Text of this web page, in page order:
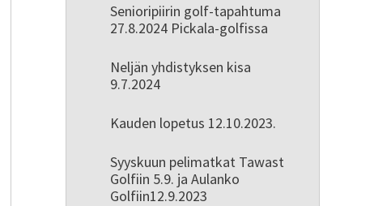
Senioripiirin golf-tapahtuma
27.8.2024 Pickala-golfissa
Neljän yhdistyksen kisa
9.7.2024
Kauden lopetus 12.10.2023.
Syyskuun pelimatkat Tawast
Golfiin 5.9. ja Aulanko
Golfiin12.9.2023